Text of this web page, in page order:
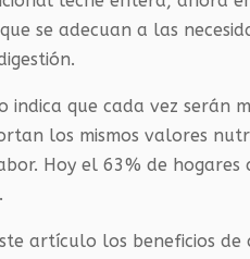
se adecuan a las
que cada vez serán
los mismos valores
Hoy el 63% de
artículo los beneficios